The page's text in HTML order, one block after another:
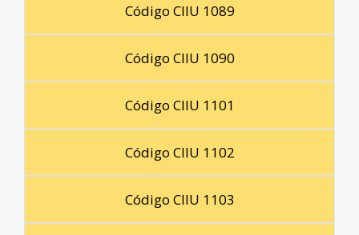
Código CIIU 1089
Código CIIU 1090
Código CIIU 1101
Código CIIU 1102
Código CIIU 1103